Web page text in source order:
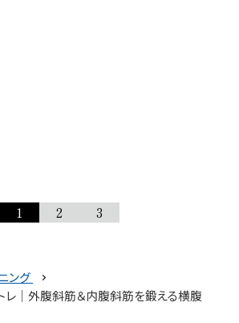
1 2 3
ング
レ｜外腹斜筋＆内腹斜筋を鍛える横腹